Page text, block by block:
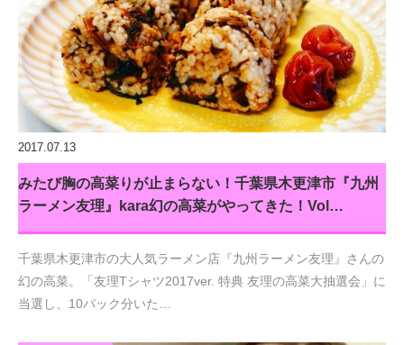
2017.07.13
みたび胸の高菜りが止まらない！千葉県木更津市『九州
ラーメン友理』kara幻の高菜がやってきた！Vol…
千葉県木更津市の大人気ラーメン店『九州ラーメン友理』さんの
幻の高菜。「友理Tシャツ2017ver. 特典 友理の高菜大抽選会」に
当選し、10パック分いた…